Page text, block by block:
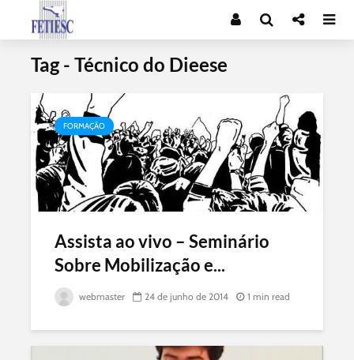
Tag - Técnico do Dieese
FORMAÇÃO
Assista ao vivo – Seminário
Sobre Mobilização e...
webmaster 24 de junho de 2014 1 min read